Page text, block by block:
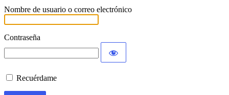
Nombre de usuario o correo electrónico
Contraseña
Recuérdame